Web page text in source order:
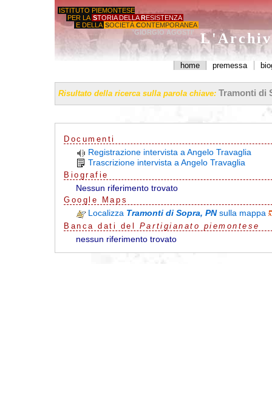
ISTITUTO PIEMONTESE
PER LA STORIA DELLA RESISTENZA
E DELLA SOCIETÀ CONTEMPORANEA
'GIORGIO AGOSTI'
home premessa
Risultato della ricerca sulla parola chiave: Tramonti di
Documenti
Registrazione intervista a Angelo Travaglia
Trascrizione intervista a Angelo Travaglia
Biografie
Nessun riferimento trovato
G oo g e Maps
Localizza Tramonti di Sopra, PNsulla mappa
Banca dati del Partigianato piemontese
nessun riferimento trovato